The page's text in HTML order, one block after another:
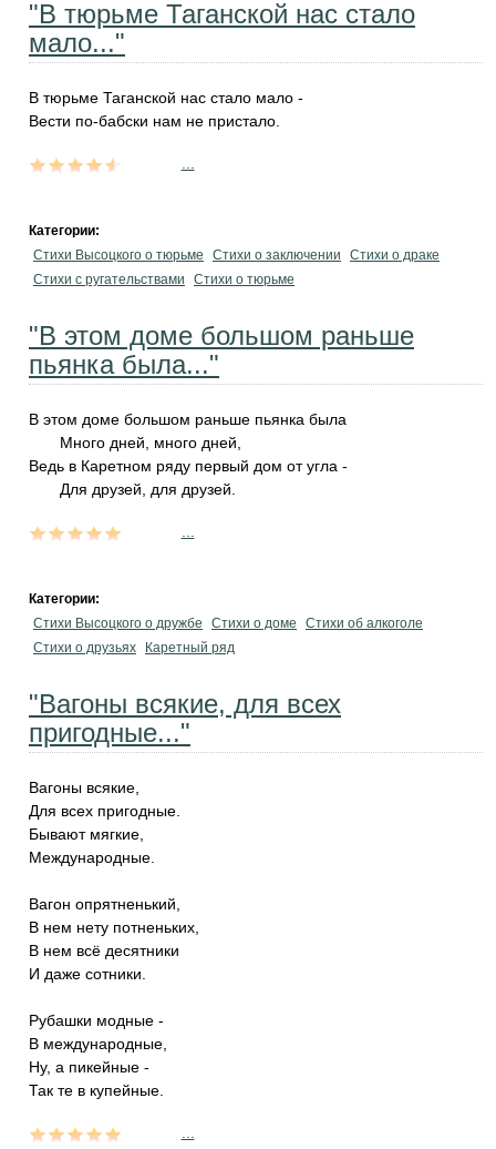
"В тюрьме Таганской нас стало
мало..."
В тюрьме Таганской нас стало мало -
Вести по-бабски нам не пристало.
Категории:
Стихи Высоцкого о тюрьме
Стихи о заключении
Стихи о драке
Стихи с ругательствами
Стихи о тюрьме
"В этом доме большом раньше
пьянка была..."
В этом доме большом раньше пьянка была
Много дней, много дней,
Ведь в Каретном ряду первый дом от угла -
Для друзей, для друзей.
Категории:
Стихи Высоцкого о дружбе
Стихи о доме
Стихи об алкоголе
Стихи о друзьях
Каретный ряд
"Вагоны всякие, для всех
пригодные..."
Вагоны всякие,
Для всех пригодные.
Бывают мягкие,
Международные.
Вагон опрятненький,
В нем нету потненьких,
В нем всё десятники
И даже сотники.
Рубашки модные -
В международные,
Ну, а пикейные -
Так те в купейные.